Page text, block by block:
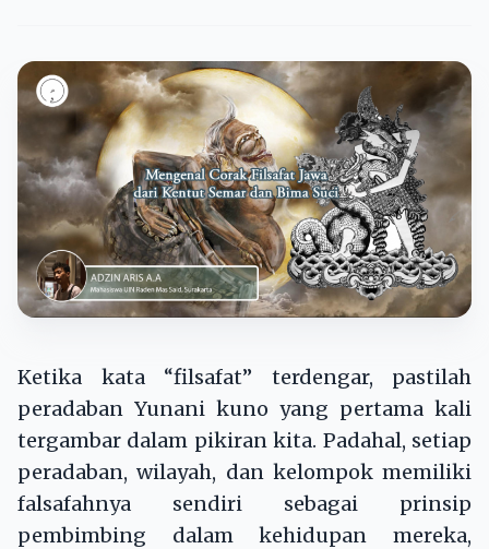
Ketika kata “filsafat” terdengar, pastilah
peradaban Yunani kuno yang pertama kali
tergambar dalam pikiran kita. Padahal, setiap
peradaban, wilayah, dan kelompok memiliki
falsafahnya sendiri sebagai prinsip
pembimbing dalam kehidupan mereka,